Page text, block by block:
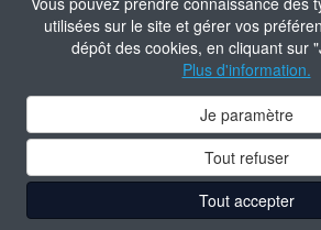
utilisées sur le site et gérer vos
dépôt des cookies, en cliquant sur
Plus d'information.
Je paramètre
Tout refuser
Tout accepter